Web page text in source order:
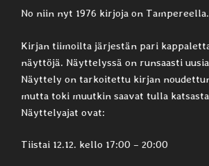
No niin nyt 1976 kirjoja on Tampereella.
Kirjan tiimoilta järjestän pari
näyttöjä. Näyttelyssä on runsaasti
Näyttely on tarkoitettu kirjan
mutta toki muutkin saavat tulla
Näyttelyajat ovat:
Tiistai 12.12. kello 17:00 – 20:00